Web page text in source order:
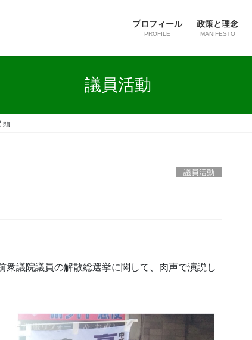
プロフィール
PROFILE
政策と理念
MANIFESTO
議員活動
頭
議員活動
議院議員の解散総選挙に関して、肉声で演説し